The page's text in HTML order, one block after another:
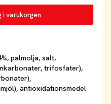
i varukorgen
palmolja, salt,
trifosfater),
antioxidationsmedel